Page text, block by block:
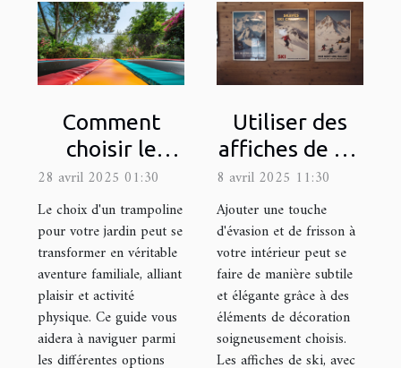
Comment
choisir le
trampoline
idéal pour
votre jardin
28 avril 2025 01:30
Le choix d'un trampoline
pour votre jardin peut se
transformer en véritable
aventure familiale, alliant
plaisir et activité
physique. Ce guide vous
aidera à naviguer parmi
les différentes options
Utiliser des
affiches de ski
pour ajouter
une touche
d'aventure à
votre déco
8 avril 2025 11:30
Ajouter une touche
d'évasion et de frisson à
votre intérieur peut se
faire de manière subtile
et élégante grâce à des
éléments de décoration
soigneusement choisis.
Les affiches de ski, avec